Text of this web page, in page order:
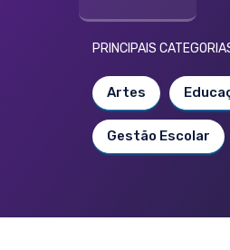
PRINCIPAIS
Artes
Gestão Escolar